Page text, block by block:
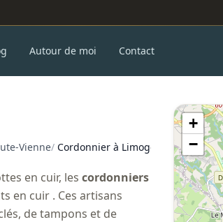
Autour de moi Contact
Vienne/ Cordonnier à Limoges
en cuir, les cordonniers
en cuir . Ces artisans
de tampons et de
+
−